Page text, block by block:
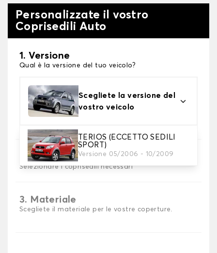
Personalizzate il vostro
Coprisedili Auto
1. Versione
Qual è la versione del tuo veicolo?
Scegliete la versione del
vostro veicolo
TERIOS (ECCETTO SEDILI
SPORT)
Versione 05/2006 - 10/2009
2. Set di coperture
Selezionare i coprisedili necessari
3. Materiale
Scegliete il materiale per le vostre coperture.